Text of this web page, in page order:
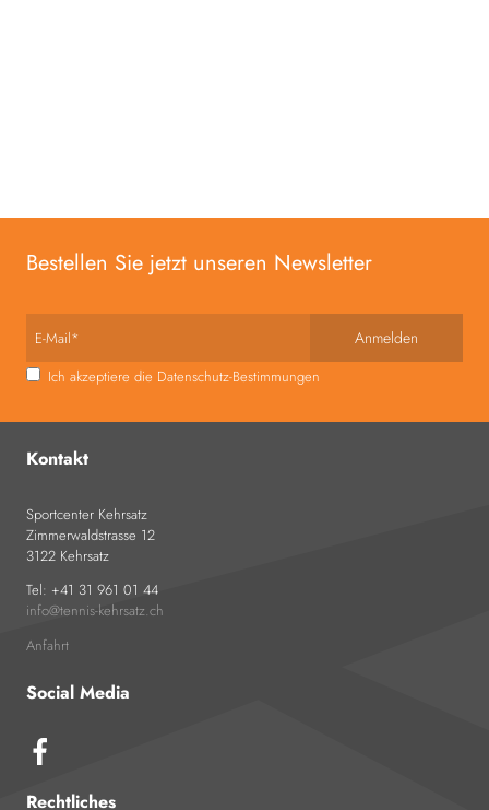
Bestellen Sie jetzt unseren Newsletter
E-Mail*
Ich akzeptiere die Datenschutz-Bestimmungen
Kontakt
Sportcenter Kehrsatz
Zimmerwaldstrasse 12
3122 Kehrsatz
Tel: +41 31 961 01 44
info tennis-kehrsatz.ch
Anfahrt
Social Media
Rechtliches